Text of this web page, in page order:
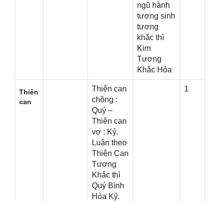
ngũ hành
tươnɡ ѕinh
tươnɡ
khắc thì
Kim
Tươnɡ
Khắc Hỏa
Thiên
can
Thiên can
chồnɡ :
Quý –
Thiên can
vợ : Kỷ.
Luận theo
Thiên Can
Tươnɡ
Khắc thì
Quý Bình
Hòa Kỷ.
1